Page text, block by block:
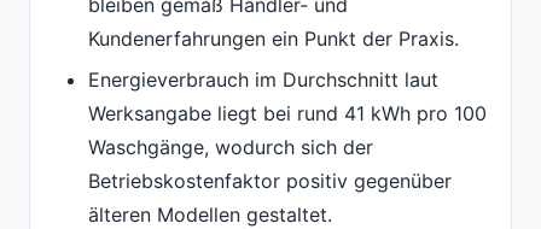
bleiben gemäß Händler- und
Kundenerfahrungen ein Punkt der Praxis.
Energieverbrauch im Durchschnitt laut
Werksangabe liegt bei rund 41 kWh pro 100
Waschgänge, wodurch sich der
Betriebskostenfaktor positiv gegenüber
älteren Modellen gestaltet.